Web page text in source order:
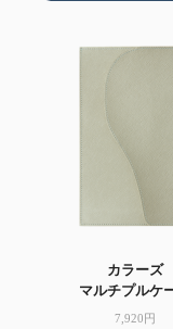
カラーズ
マルチプルケ
7,920円